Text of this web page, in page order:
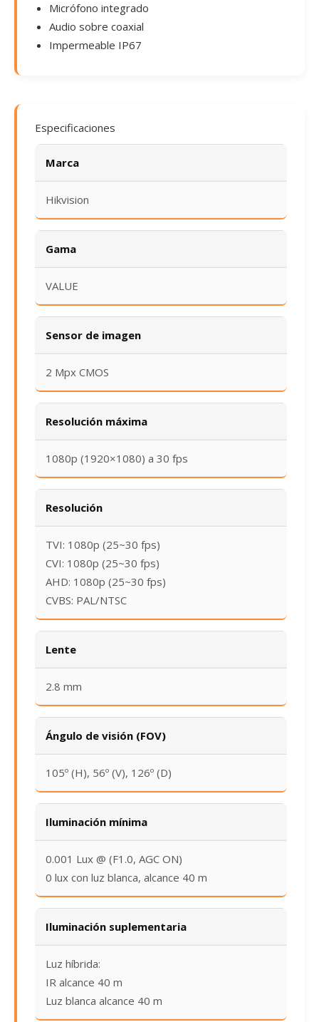
Micrófono integrado
Audio sobre coaxial
Impermeable IP67
Especificaciones
Marca
Hikvision
Gama
VALUE
Sensor de imagen
2 Mpx CMOS
Resolución máxima
1080p (1920×1080) a 30 fps
Resolución
TVI: 1080p (25~30 fps)
CVI: 1080p (25~30 fps)
AHD: 1080p (25~30 fps)
CVBS: PAL/NTSC
Lente
2.8 mm
Ángulo de visión (FOV)
105º (H), 56º (V), 126º (D)
Iluminación mínima
0.001 Lux @ (F1.0, AGC ON)
0 lux con luz blanca, alcance 40 m
Iluminación suplementaria
Luz híbrida:
IR alcance 40 m
Luz blanca alcance 40 m